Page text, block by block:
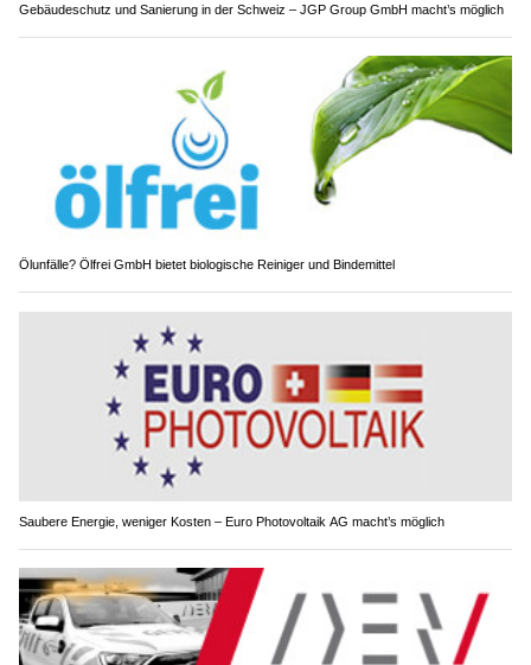
Gebäudeschutz und Sanierung in der Schweiz – JGP Group GmbH macht’s möglich
Ölunfälle? Ölfrei GmbH bietet biologische Reiniger und Bindemittel
Saubere Energie, weniger Kosten – Euro Photovoltaik AG macht’s möglich